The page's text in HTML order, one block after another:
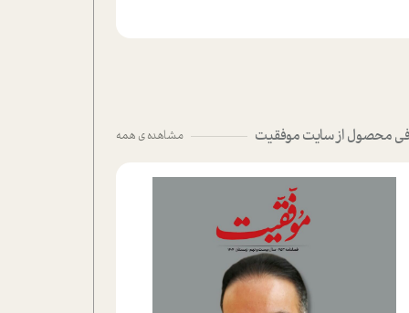
محصول از سایت موفقیت مشاهده ی همه